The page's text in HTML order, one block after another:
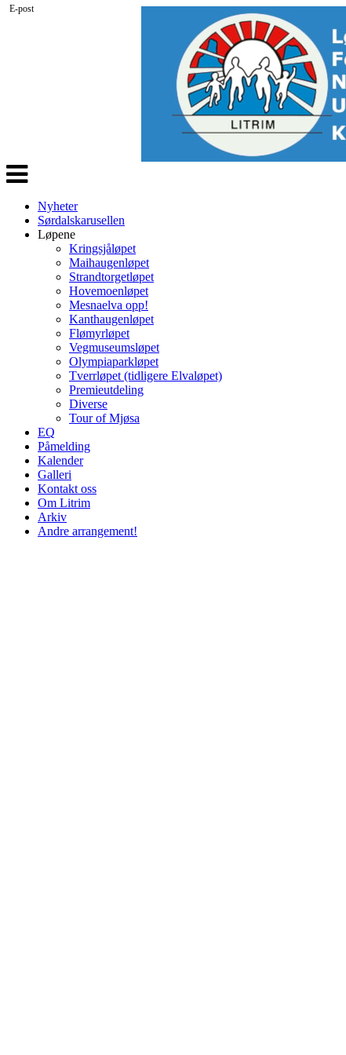
Veksle
navigasjon
Nyheter
Sørdalskarusellen
Løpene
Kringsjåløpet
Maihaugenløpet
Strandtorgetløpet
Hovemoenløpet
Mesnaelva opp!
Kanthaugenløpet
Flømyrløpet
Vegmuseumsløpet
Olympiaparkløpet
Tverrløpet (tidligere Elvaløpet)
Premieutdeling
Diverse
Tour of Mjøsa
EQ
Påmelding
Kalender
Galleri
Kontakt oss
Om Litrim
Arkiv
Andre arrangement!
E-post